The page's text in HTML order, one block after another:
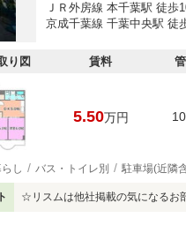
ＪＲ外房線 本千葉駅 徒歩
京成千葉線 千葉中央駅 徒
り図 賃料
5.50万円
し バス・トイレ別 駐車場(近隣
☆リスムは他社掲載の気になるお